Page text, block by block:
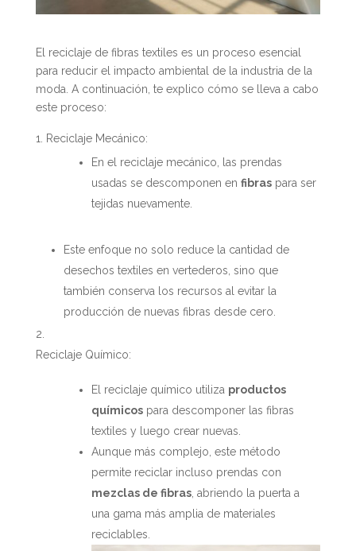
El reciclaje de fibras textiles es un proceso esencial
para reducir el impacto ambiental de la industria de la
moda. A continuación, te explico cómo se lleva a cabo
este proceso:
Reciclaje Mecánico:
En el reciclaje mecánico, las prendas
usadas se descomponen en fibraspara ser
tejidas nuevamente.
Este enfoque no solo reduce la cantidad de
desechos textiles en vertederos, sino que
también conserva los recursos al evitar la
producción de nuevas fibras desde cero.
Reciclaje Químico:
El reciclaje químico utiliza productos
químicospara descomponer las fibras
textiles y luego crear nuevas.
Aunque más complejo, este método
permite reciclar incluso prendas con
mezclas de fibras, abriendo la puerta a
una gama más amplia de materiales
reciclables.